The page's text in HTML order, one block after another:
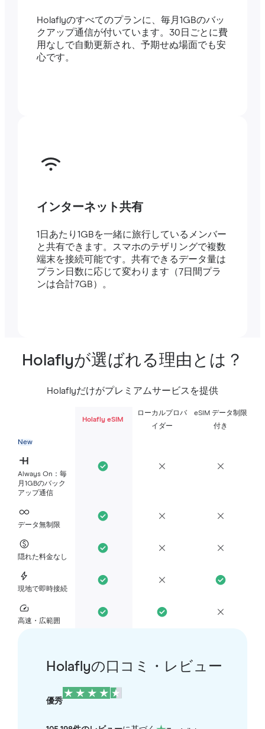
Holaflyのすべてのプランに、毎月1GBのバッ
クアップ通信が付いています。30日ごとに費
用なしで自動更新され、予期せぬ場面でも安
心です。
インターネット共有
1日あたり1GBを一緒に旅行しているメンバー
と共有できます。スマホのテザリングで複数
端末を接続可能です。共有できるデータ量は
プラン日数に応じて変わります（7日間プラ
ンは合計7GB）。
Holaflyが選ばれる理由とは？
Holaflyだけがプレミアムサービスを提供
Holafly eSIM
ローカルプロバ
イダー
eSIM データ制限
付き
New
Always On：毎
月1GBのバック
アップ通信
データ無制限
隠れた料金なし
現地で即時接続
高速・広範囲
Holaflyの口コミ・レビュー
優秀